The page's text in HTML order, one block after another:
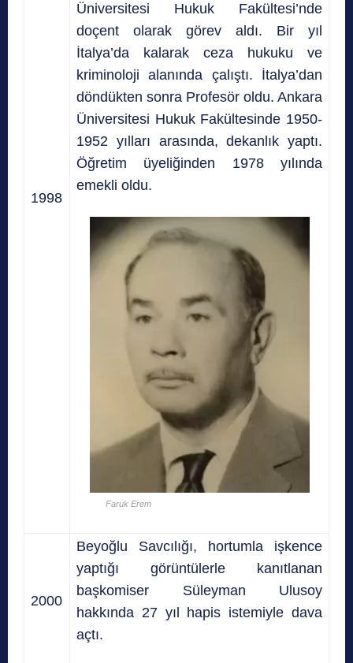
1998
Üniversitesi Hukuk Fakültesi’nde
doçent olarak görev aldı. Bir yıl
İtalya’da kalarak ceza hukuku ve
kriminoloji alanında çalıştı. İtalya’dan
döndükten sonra Profesör oldu. Ankara
Üniversitesi Hukuk Fakültesinde 1950-
1952 yılları arasında, dekanlık yaptı.
Öğretim üyeliğinden 1978 yılında
emekli oldu.
Faruk Erem
2000
Beyoğlu Savcılığı, hortumla işkence
yaptığı görüntülerle kanıtlanan
başkomiser Süleyman Ulusoy
hakkında 27 yıl hapis istemiyle dava
açtı.